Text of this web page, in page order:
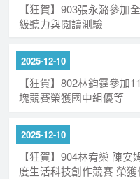
【狂賀】903張永潞參加
級聽力與閱讀測驗
2025-12-10
【狂賀】802林鈞霆參加
塊競賽榮獲國中組優等
2025-12-10
【狂賀】904林宥燊 陳
度生活科技創作競賽 榮獲